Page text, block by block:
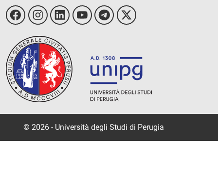
© 2026 - Università degli Studi di Perugia